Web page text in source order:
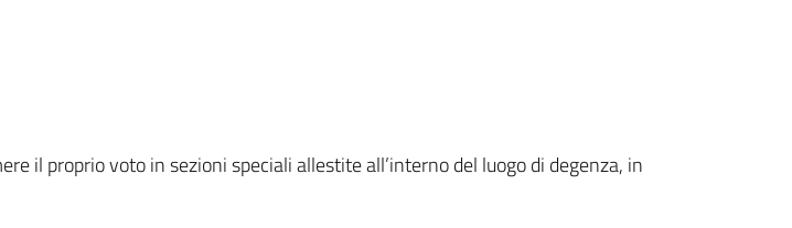
il proprio voto in sezioni speciali allestite all’interno del luogo di degenza, in